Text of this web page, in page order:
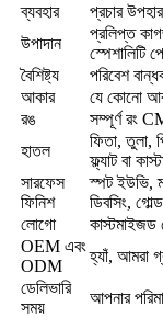
ব্যবহার
প্রচার
উপাদান
প্রলিপ্ত
স্পেশালিটি
বৈশিষ্ট্য
পরিবেশ
আকার
যে কোনো
রঙ
সম্পূর্ণ রং
হাতল
ফিতা, তুলা,
ফ্ল্যাট বা
সারফেস
ফিনিশ
স্পট ইউভি,
ডিবসিং,
লোগো
OEM এবং
ODM
হ্যাঁ, আমরা
ডেলিভারি
সময়
আপনার